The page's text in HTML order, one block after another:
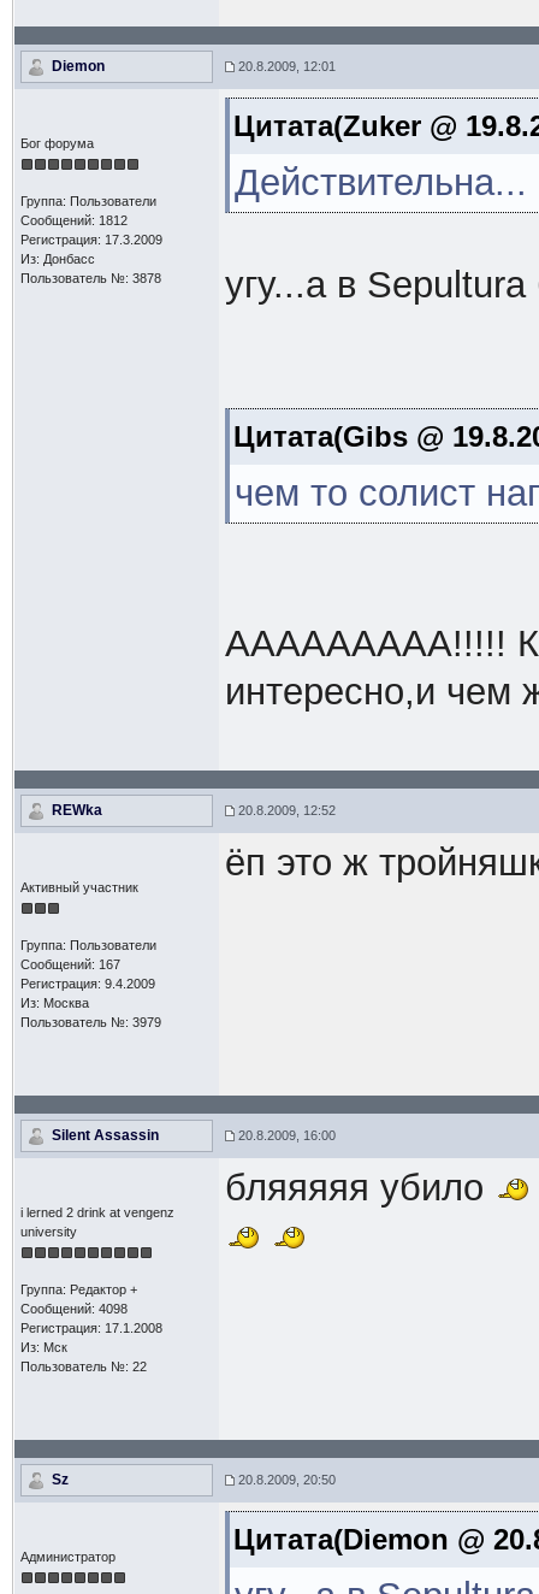
Diemon 20.8.2009, 12:01
Бог форума
Группа: Пользователи
Сообщений: 1812
Регистрация: 17.3.2009
Из: Донбасс
Пользователь №: 3878
Цитата(Zuker @
угу...а в
Цитата(Gibs @
чем то солист
ААААААААА!!!!!
интересно,и чем
REWka 20.8.2009, 12:52
Активный участник
Группа: Пользователи
Сообщений: 167
Регистрация: 9.4.2009
Из: Москва
Пользователь №: 3979
ёп это ж
Silent Assassin 20.8.2009, 16:00
i lerned 2 drink at vengenz
university
Группа: Редактор +
Сообщений: 4098
Регистрация: 17.1.2008
Из: Мск
Пользователь №: 22
бляяяяя убило
Sz 20.8.2009, 20:50
Администратор
Цитата(Diemon @